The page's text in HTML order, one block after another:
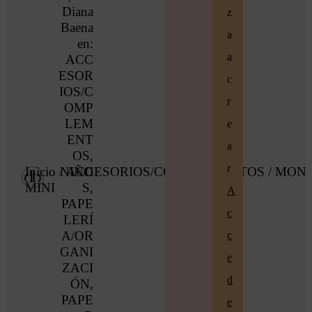
Inicio /ACCESORIOS/COMPLEMENTOS /
MINI
Diana
Baena
en:
ACC
ESOR
IOS/C
OMP
LEM
ENT
OS,
NIÑO
S,
PAPE
LERÍ
A/OR
GANI
ZACI
ÓN,
PAPE
z
a
a
c
r
e
a
r
A
c
c
e
d
e